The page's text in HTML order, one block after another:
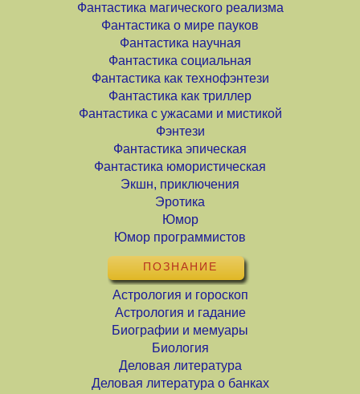
Фантастика магического реализма
Фантастика о мире пауков
Фантастика научная
Фантастика социальная
Фантастика как технофэнтези
Фантастика как триллер
Фантастика с ужасами и мистикой
Фэнтези
Фантастика эпическая
Фантастика юмористическая
Экшн, приключения
Эротика
Юмор
Юмор программистов
ПОЗНАНИЕ
Астрология и гороскоп
Астрология и гадание
Биографии и мемуары
Биология
Деловая литература
Деловая литература о банках